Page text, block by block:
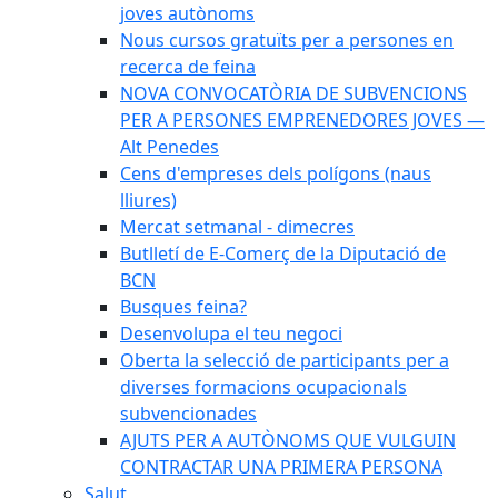
joves autònoms
Nous cursos gratuïts per a persones en
recerca de feina
NOVA CONVOCATÒRIA DE SUBVENCIONS
PER A PERSONES EMPRENEDORES JOVES —
Alt Penedes
Cens d'empreses dels polígons (naus
lliures)
Mercat setmanal - dimecres
Butlletí de E-Comerç de la Diputació de
BCN
Busques feina?
Desenvolupa el teu negoci
Oberta la selecció de participants per a
diverses formacions ocupacionals
subvencionades
AJUTS PER A AUTÒNOMS QUE VULGUIN
CONTRACTAR UNA PRIMERA PERSONA